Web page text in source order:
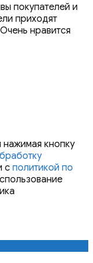
покупателей и
приходят
нравится
нажимая кнопку
с политикой по